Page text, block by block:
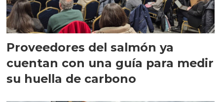
Proveedores del salmón ya
cuentan con una guía para medir
su huella de carbono